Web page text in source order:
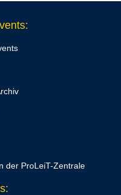
:
der ProLeiT-Zentrale
: